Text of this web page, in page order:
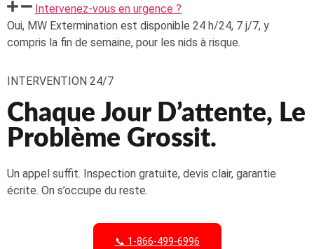
Intervenez-vous en urgence ?
Oui, MW Extermination est disponible 24 h/24, 7 j/7, y
compris la fin de semaine, pour les nids à risque.
INTERVENTION 24/7
Chaque Jour D’attente, Le
Problème Grossit.
Un appel suffit. Inspection gratuite, devis clair, garantie
écrite. On s’occupe du reste.
📞 1-866-499-6996